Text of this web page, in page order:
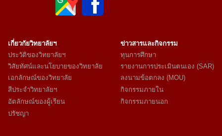
เกี่ยวกัยวิทยาลัยฯ
ข่าวสารและกิจกรรม
ประวัติของวิทยาลัยฯ
ทุนการศึกษา
วิสัยทัศน์และนโยบายของวิทยาลัย
รายงานการประเมินตนเอง (SAR)
เอกลักษณ์ของวิทยาลัย
ลงนามข้อตกลง (MOU)
สีประจำวิทยาลัยฯ
กิจกรรมภายใน
อัตลักษณ์ของผู้เรียน
กิจกรรมภายนอก
ปรัชญา